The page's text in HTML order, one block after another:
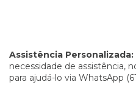
Assistência Personalizada:
necessidade de assistência,
para ajudá-lo via WhatsApp